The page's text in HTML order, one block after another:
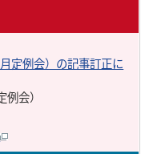
定例会）の記事訂正に
会）